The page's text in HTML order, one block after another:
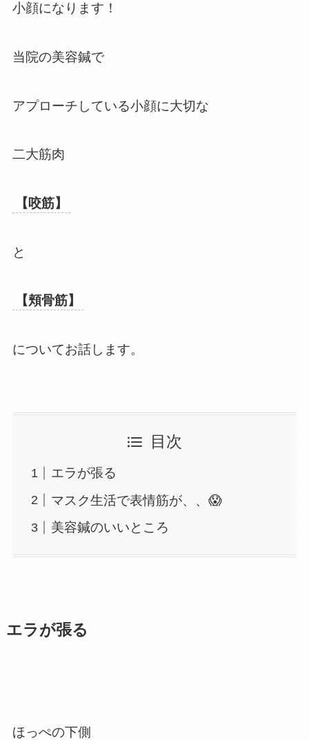
小顔になります！
当院の美容鍼で
アプローチしている小顔に大切な
二大筋肉
【咬筋】
と
【頬骨筋】
についてお話します。
目次
エラが張る
マスク生活で表情筋が、、😱
美容鍼のいいところ
エラが張る
ほっぺの下側